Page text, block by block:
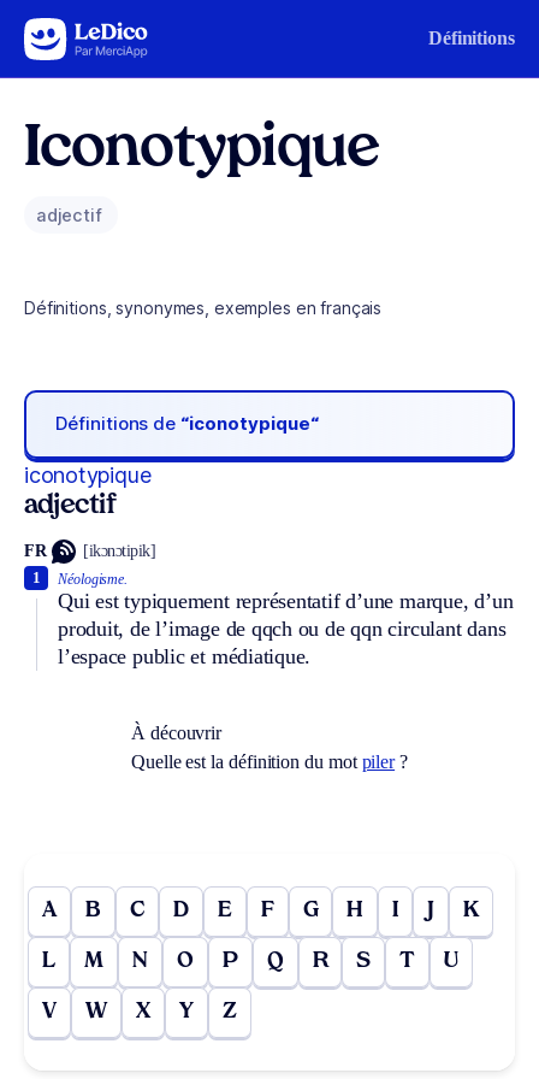
Aller au contenu Définitions
Iconotypique
adjectif
Définitions, synonymes, exemples en français
Définitions de “iconotypique“
iconotypique
adjectif
FR [ikɔnɔtipik]
Néologisme.
Qui est typiquement représentatif d’une marque, d’un
produit, de l’image de qqch ou de qqn circulant dans
l’espace public et médiatique.
1
À découvrir
Quelle est la définition du mot piler?
A B C D E F G H I J K
L M N O P Q R S T U
V W X Y Z